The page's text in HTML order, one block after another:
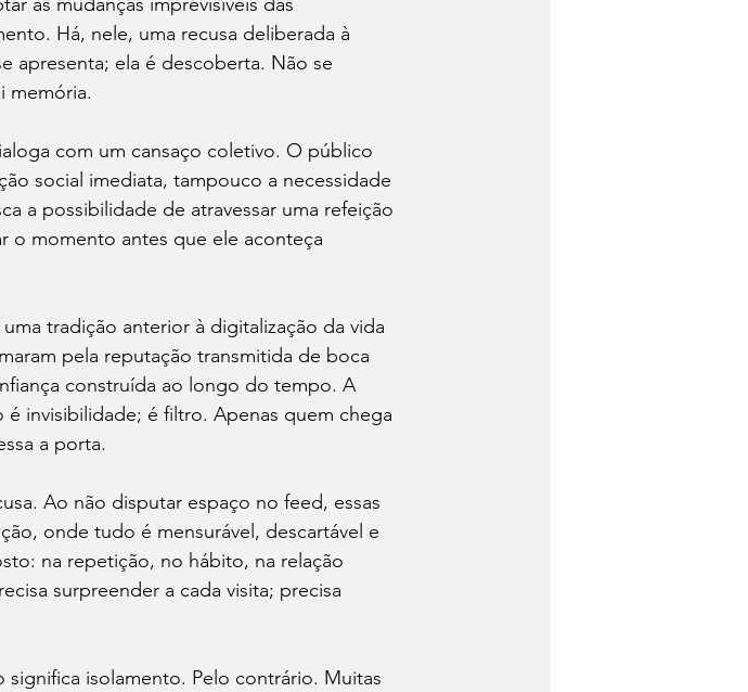
Há, nele, uma recusa deliberada à
apresenta; ela é descoberta. Não se
memória.
com um cansaço coletivo. O público
social imediata, tampouco a necessidade
a possibilidade de atravessar uma refeição
o momento antes que ele aconteça
tradição anterior à digitalização da vida
pela reputação transmitida de boca
construída ao longo do tempo. A
invisibilidade; é filtro. Apenas quem chega
a porta.
Ao não disputar espaço no feed, essas
onde tudo é mensurável, descartável e
na repetição, no hábito, na relação
surpreender a cada visita; precisa
isolamento. Pelo contrário. Muitas